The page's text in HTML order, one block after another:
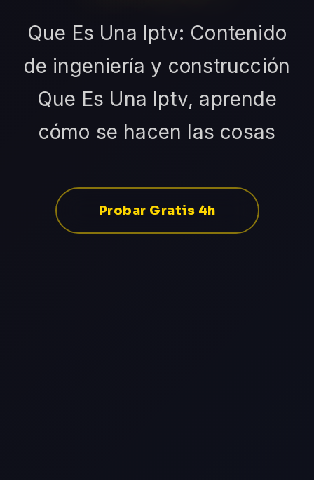
Que Es Una Iptv: Contenido
de ingeniería y construcción
Que Es Una Iptv, aprende
cómo se hacen las cosas
Probar Gratis 4h